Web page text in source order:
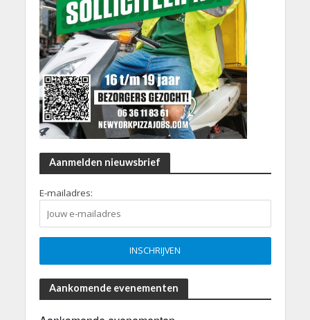
Aanmelden nieuwsbrief
E-mailadres:
Aankomende evenementen